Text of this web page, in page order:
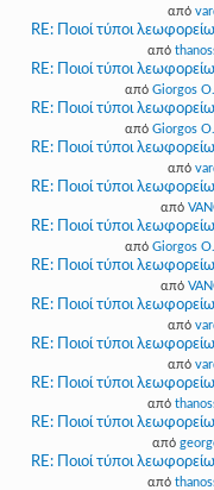
από
RE: Ποιοί τύποι
από
RE: Ποιοί τύποι
από Giorgos
RE: Ποιοί τύποι
από Giorgos
RE: Ποιοί τύποι
από
RE: Ποιοί τύποι
από
RE: Ποιοί τύποι
από Giorgos
RE: Ποιοί τύποι
από
RE: Ποιοί τύποι
από
RE: Ποιοί τύποι
από
RE: Ποιοί τύποι
από
RE: Ποιοί τύποι
από
RE: Ποιοί τύποι
από